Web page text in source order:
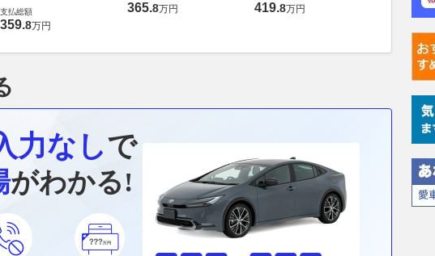
ーボ
支払総額
359.8万円
365.8万円 419.8万円
9万円
力なしで
がわかる!